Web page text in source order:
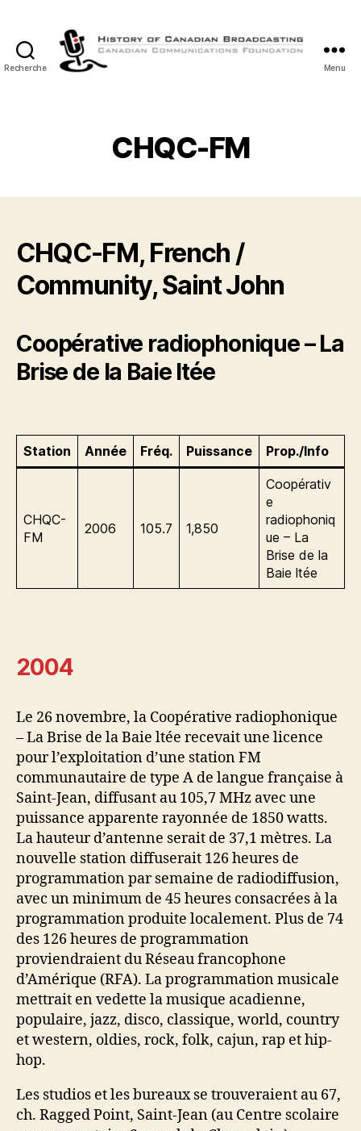
Recherche
Radiodiffusion
Canadienne
Menu
CHQC-FM
CHQC-FM, French /
Community, Saint John
Coopérative radiophonique – La
Brise de la Baie ltée
Station Année Fréq. Puissance Prop./Info
CHQC-
FM
2006 105.7 1,850
Coopérativ
e
radiophoniq
ue – La
Brise de la
Baie ltée
2004
Le 26 novembre, la Coopérative radiophonique
– La Brise de la Baie ltée recevait une licence
pour l’exploitation d’une station FM
communautaire de type A de langue française à
Saint-Jean, diffusant au 105,7 MHz avec une
puissance apparente rayonnée de 1850 watts.
La hauteur d’antenne serait de 37,1 mètres. La
nouvelle station diffuserait 126 heures de
programmation par semaine de radiodiffusion,
avec un minimum de 45 heures consacrées à la
programmation produite localement. Plus de 74
des 126 heures de programmation
proviendraient du Réseau francophone
d’Amérique (RFA). La programmation musicale
mettrait en vedette la musique acadienne,
populaire, jazz, disco, classique, world, country
et western, oldies, rock, folk, cajun, rap et hip-
hop.
Les studios et les bureaux se trouveraient au 67,
ch. Ragged Point, Saint-Jean (au Centre scolaire